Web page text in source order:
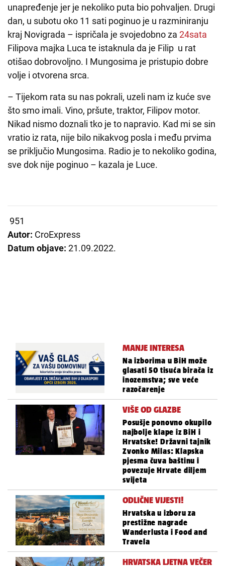
unapređenje jer je nekoliko puta bio pohvaljen. Drugi
dan, u subotu oko 11 sati poginuo je u razminiranju
kraj Novigrada – ispričala je svojedobno za 24sata
Filipova majka Luca te istaknula da je Filip u rat
otišao dobrovoljno. I Mungosima je pristupio dobre
volje i otvorena srca.
– Tijekom rata su nas pokrali, uzeli nam iz kuće sve
što smo imali. Vino, pršute, traktor, Filipov motor.
Nikad nismo doznali tko je to napravio. Kad mi se sin
vratio iz rata, nije bilo nikakvog posla i među prvima
se priključio Mungosima. Radio je to nekoliko godina,
sve dok nije poginuo – kazala je Luce.
951
Autor: CroExpress
Datum objave: 21.09.2022.
MANJE INTERESA
Na izborima u BiH može
glasati 50 tisuća birača iz
inozemstva; sve veće
razočarenje
VIŠE OD GLAZBE
Posušje ponovno okupilo
najbolje klape iz BiH i
Hrvatske! Državni tajnik
Zvonko Milas: Klapska
pjesma čuva baštinu i
povezuje Hrvate diljem
svijeta
ODLIČNE VIJESTI!
Hrvatska u izboru za
prestižne nagrade
Wanderlusta i Food and
Travela
HRVATSKA LJETNA VEČER